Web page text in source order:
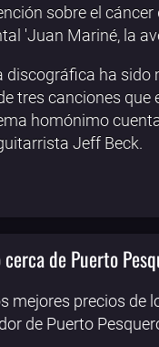
sobre el
'Juan Mariné, la
discográfica ha
tres canciones
homónimo
Jeff Beck.
de Puerto
mejores precios de
de Puerto